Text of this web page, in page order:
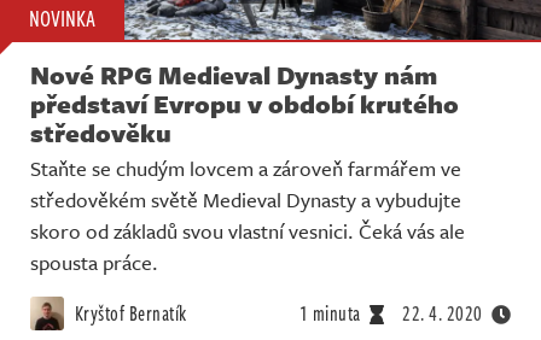
NOVINKA
Nové RPG Medieval Dynasty nám
představí Evropu v období krutého
středověku
Staňte se chudým lovcem a zároveň farmářem ve
středověkém světě Medieval Dynasty a vybudujte
skoro od základů svou vlastní vesnici. Čeká vás ale
spousta práce.
Kryštof Bernatík 1 minuta 22. 4. 2020